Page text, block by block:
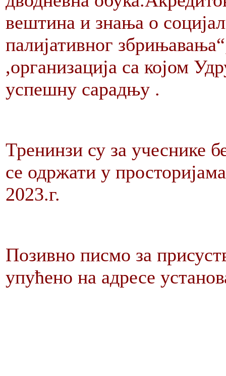
вештина и знања о
палијативног
,организација са којом
успешну сарадњу .
Тренинзи су за учеснике
се одржати у
2023.г.
Позивно писмо за
упућено на адресе